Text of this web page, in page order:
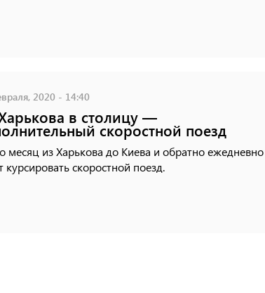
2020 - 14:40
в столицу —
скоростной поезд
месяц из Харькова до Киева и обратно ежедневно
курсировать скоростной поезд.